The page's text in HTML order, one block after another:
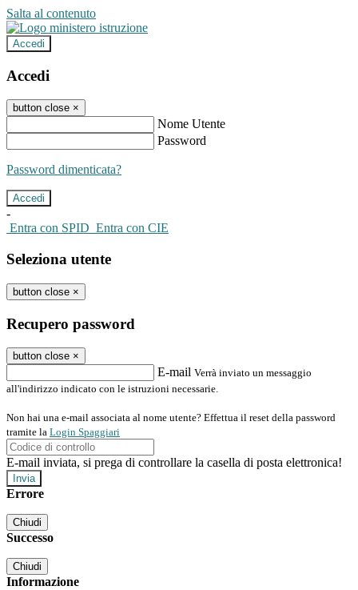
Salta al contenuto
Accedi
Accedi
button close ×
Nome Utente
Password
Password dimenticata?
-
Entra con SPID Entra con CIE
Seleziona utente
button close ×
Recupero password
button close ×
E-mail Verrà inviato un messaggio
all'indirizzo indicato con le istruzioni necessarie.
Non hai una e-mail associata al nome utente? Effettua il reset della password
tramite la Login Spaggiari
E-mail inviata, si prega di controllare la casella di posta elettronica!
Errore
Chiudi
Successo
Chiudi
Informazione